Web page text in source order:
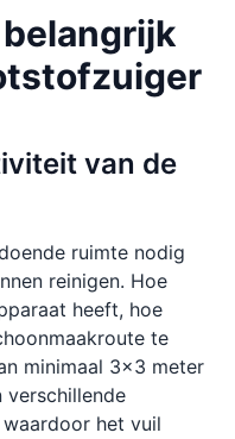
van de
ruimte nodig
reinigen. Hoe
heeft, hoe
te
minimaal 3x3 meter
verschillende
het vuil